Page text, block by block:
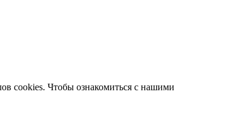
cookies. Чтобы ознакомиться с нашими